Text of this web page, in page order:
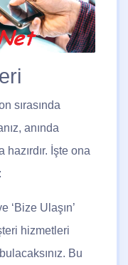
sırasında
anında
hazırdır. İşte ona
‘Bize Ulaşın’
hizmetleri
Bu